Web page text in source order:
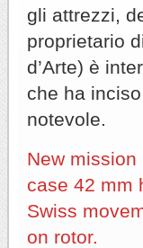
gli attrezzi,
proprietario
d’Arte) è
che ha
notevole.
New
case 42 mm
Swiss
on rotor.